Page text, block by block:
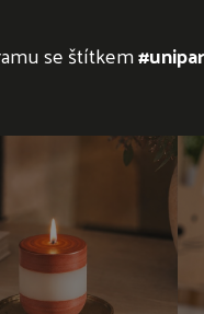
se štítkem